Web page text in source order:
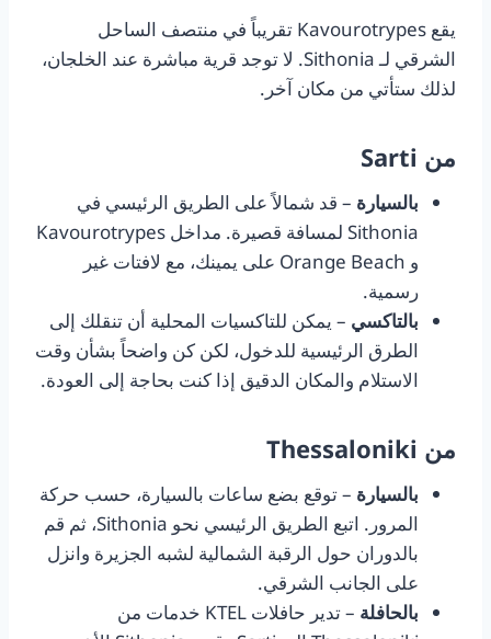
يقع Kavourotrypes تقريباً في منتصف الساحل
الشرقي لـ Sithonia. لا توجد قرية مباشرة عند الخلجان،
لذلك ستأتي من مكان آخر.
من Sarti
بالسيارة – قد شمالاً على الطريق الرئيسي في
Sithonia لمسافة قصيرة. مداخل Kavourotrypes
و Orange Beach على يمينك، مع لافتات غير
رسمية.
بالتاكسي – يمكن للتاكسيات المحلية أن تنقلك إلى
الطرق الرئيسية للدخول، لكن كن واضحاً بشأن وقت
الاستلام والمكان الدقيق إذا كنت بحاجة إلى العودة.
من Thessaloniki
بالسيارة – توقع بضع ساعات بالسيارة، حسب حركة
المرور. اتبع الطريق الرئيسي نحو Sithonia، ثم قم
بالدوران حول الرقبة الشمالية لشبه الجزيرة وانزل
على الجانب الشرقي.
بالحافلة
– تدير حافلات KTEL خدمات من